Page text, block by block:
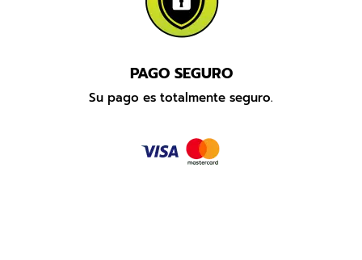
PAGO SEGURO
Su pago es totalmente seguro.